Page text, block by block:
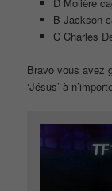
B Jackson
C Charles
Bravo vous avez
‘Jésus’ à